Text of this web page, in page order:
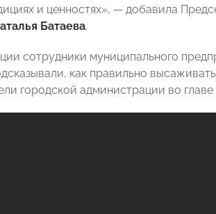
и ценностях», — добавила
Батаева.
сотрудники муниципального
как правильно
городской администрации во